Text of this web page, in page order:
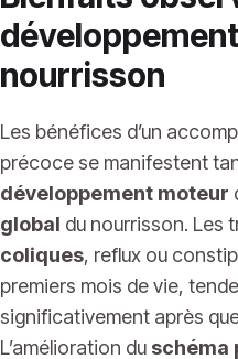
nourrisson
Les bénéfices d’un
précoce se manifestent
développement moteur
global du nourrisson. Les
coliques, reflux ou
premiers mois de vie,
significativement après
L’amélioration du schéma